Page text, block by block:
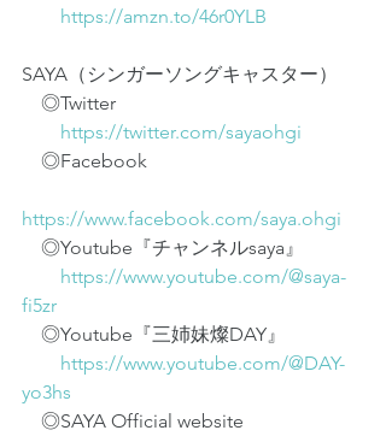
https://amzn.to/46r0YLB
SAYA（シンガーソングキャスター）
◎Twitter
https://twitter.com/sayaohgi
◎Facebook
https://www.facebook.com/saya.ohgi
◎Youtube『チャンネルsaya』
https://www.youtube.com/@saya-
fi5zr
◎Youtube『三姉妹燦DAY』
https://www.youtube.com/@DAY-
yo3hs
◎SAYA Official website